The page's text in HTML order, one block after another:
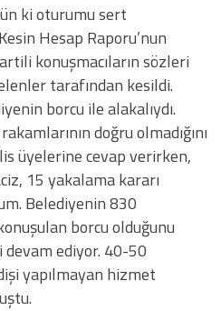
ki oturumu sert
Hesap Raporu’nun
konuşmacıların sözleri
tarafından kesildi.
borcu ile alakalıydı.
doğru olmadığını
üyelerine cevap verirken,
15 yakalama kararı
Belediyenin 830
borcu olduğunu
ediyor. 40-50
yapılmayan hizmet